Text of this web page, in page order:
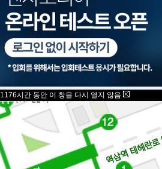
1176시간 동안 이 창을 다시 열지 않음